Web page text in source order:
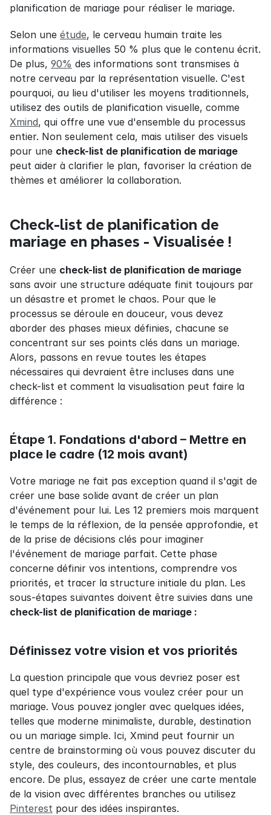
planification de mariage pour réaliser le mariage.
Selon une étude, le cerveau humain traite les
informations visuelles 50 % plus que le contenu écrit.
De plus, 90% des informations sont transmises à
notre cerveau par la représentation visuelle. C'est
pourquoi, au lieu d'utiliser les moyens traditionnels,
Xmind, qui offre une vue d'ensemble du processus
entier. Non seulement cela, mais utiliser des visuels
pour une check-list de planification de mariage
peut aider à clarifier le plan, favoriser la création de
thèmes et améliorer la collaboration.
Check-list de planification de
mariage en phases - Visualisée !
Créer une check-list de planification de mariage
sans avoir une structure adéquate finit toujours par
un désastre et promet le chaos. Pour que le
processus se déroule en douceur, vous devez
aborder des phases mieux définies, chacune se
concentrant sur ses points clés dans un mariage.
Alors, passons en revue toutes les étapes
nécessaires qui devraient être incluses dans une
check-list et comment la visualisation peut faire la
différence :
Étape 1. Fondations d'abord – Mettre en
place le cadre (12 mois avant)
Votre mariage ne fait pas exception quand il s'agit de
créer une base solide avant de créer un plan
d'événement pour lui. Les 12 premiers mois marquent
le temps de la réflexion, de la pensée approfondie, et
de la prise de décisions clés pour imaginer
l'événement de mariage parfait. Cette phase
concerne définir vos intentions, comprendre vos
priorités, et tracer la structure initiale du plan. Les
check-list de planification de mariage :
Définissez votre vision et vos priorités
La question principale que vous devriez poser est
quel type d'expérience vous voulez créer pour un
mariage. Vous pouvez jongler avec quelques idées,
telles que moderne minimaliste, durable, destination
ou un mariage simple. Ici, Xmind peut fournir un
centre de brainstorming où vous pouvez discuter du
style, des couleurs, des incontournables, et plus
encore. De plus, essayez de créer une carte mentale
Pinterest pour des idées inspirantes.